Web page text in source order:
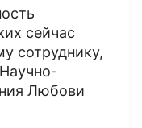
сейчас
сотруднику,
Любови